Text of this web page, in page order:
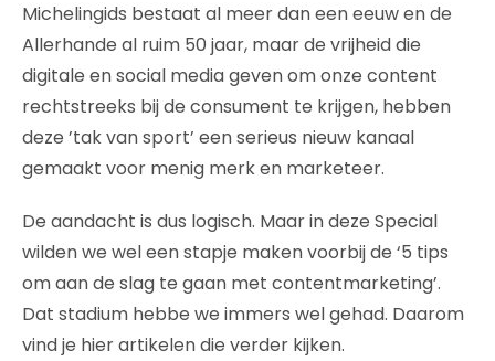
Michelingids bestaat al meer dan een eeuw en de
Allerhande al ruim 50 jaar, maar de vrijheid die
digitale en social media geven om onze content
rechtstreeks bij de consument te krijgen, hebben
deze ’tak van sport’ een serieus nieuw kanaal
gemaakt voor menig merk en marketeer.
De aandacht is dus logisch. Maar in deze Special
wilden we wel een stapje maken voorbij de ‘5 tips
om aan de slag te gaan met contentmarketing’.
Dat stadium hebbe we immers wel gehad. Daarom
vind je hier artikelen die verder kijken.